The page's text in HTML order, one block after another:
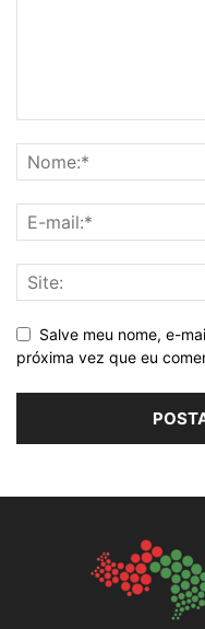
Salve meu nome, e-
próxima vez que eu